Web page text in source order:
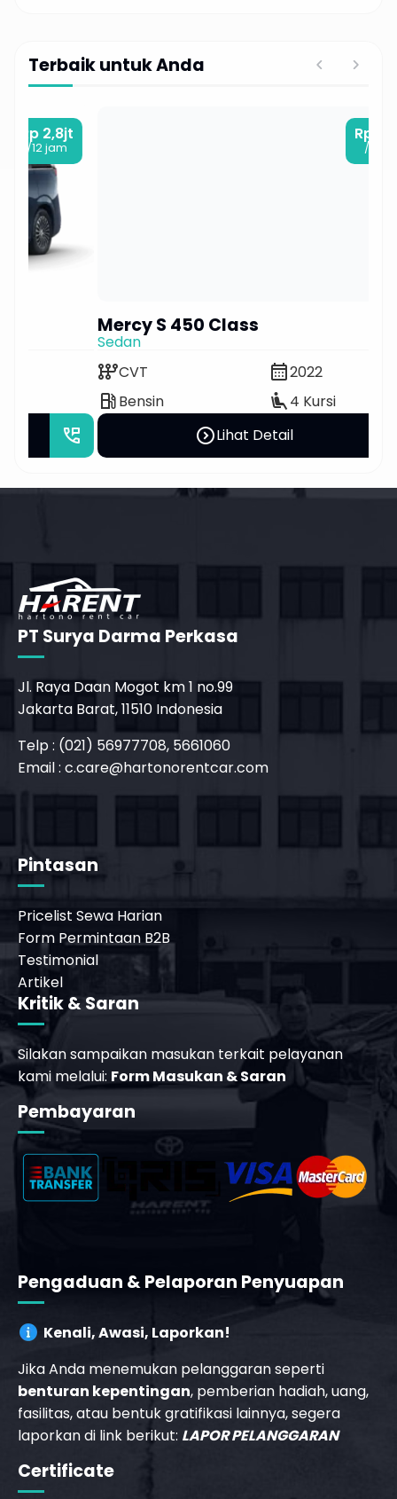
ketimbang sewa mobil lepas kunci. Temukan
jawabannya di artikel ini! Pertimbangan Banyak
menyewa mobil, banyak orang langsung berpikir
Terbaik untuk Anda
Mercy S 450 Class
Rp 10,2jt
Lihat Detail
PT Surya Darma Perkasa
Jl. Raya Daan Mogot km 1 no.99
Jakarta Barat, 11510 Indonesia
Telp : (021) 56977708, 5661060
Email : c.care@hartonorentcar.com
Pintasan
Pricelist Sewa Harian
Form Permintaan B2B
Testimonial
Artikel
Kritik & Saran
Silakan sampaikan masukan terkait pelayanan
kami melalui: Form Masukan & Saran
Pembayaran
Pengaduan & Pelaporan Penyuapan
Kenali, Awasi, Laporkan!
Jika Anda menemukan pelanggaran seperti
benturan kepentingan, pemberian hadiah, uang,
fasilitas, atau bentuk gratifikasi lainnya, segera
laporkan di link berikut: LAPOR PELANGGARAN
Certificate